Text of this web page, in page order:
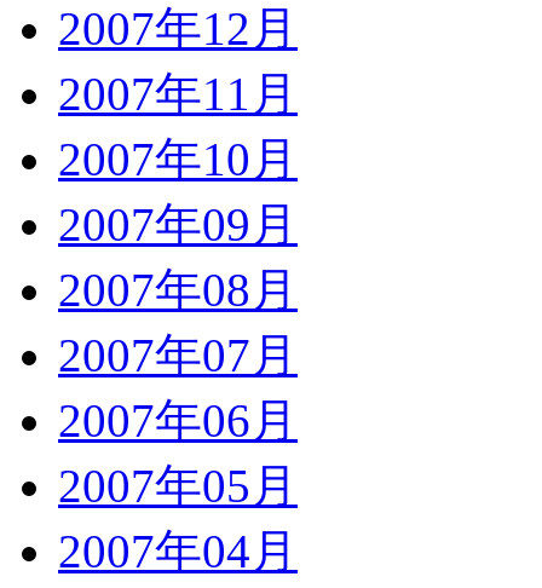
2007年12月
2007年11月
2007年10月
2007年09月
2007年08月
2007年07月
2007年06月
2007年05月
2007年04月